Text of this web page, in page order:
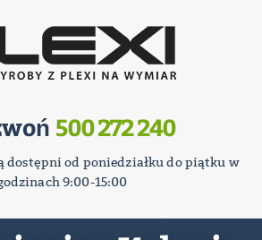
500 272 240
dostępni od poniedziałku do piątku w
9:00-15:00